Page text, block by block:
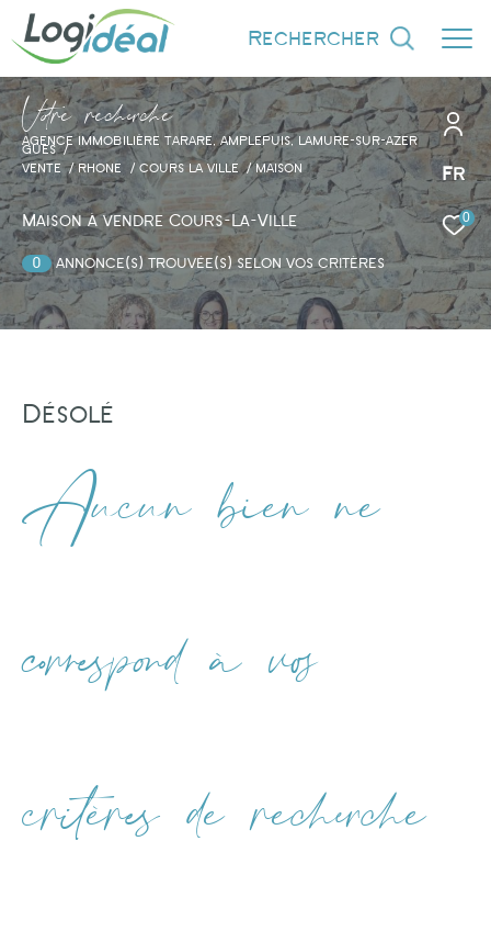
Fr
0
rechercher
Vore recece
AGENCE IMMOBILIÈRE TARARE, AMPLEPUIS, LAMURE-SUR-AZER
GUES
VENTE RHONE COURS LA VILLE MAISON
Maison à vendre Cours-La-Ville
0 annonce(s) trouvée(s) selon vos critères
Désolé
Aucun bien ne
correspond à vos
critères de recherche
Effectuer une recherche
et trouver le bien qui correspond à vos
critères
Type de bien
Type de bien
PIÈCES